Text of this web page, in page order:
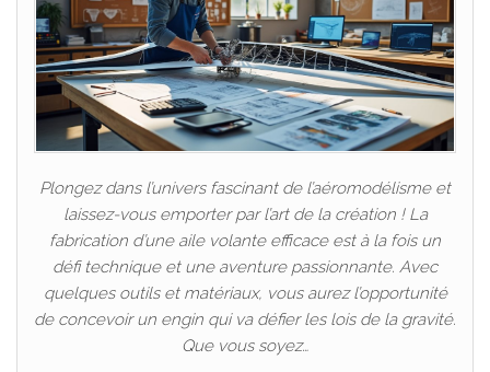
Plongez dans l’univers fascinant de l’aéromodélisme et
laissez-vous emporter par l’art de la création ! La
fabrication d’une aile volante efficace est à la fois un
défi technique et une aventure passionnante. Avec
quelques outils et matériaux, vous aurez l’opportunité
de concevoir un engin qui va défier les lois de la gravité.
Que vous soyez…